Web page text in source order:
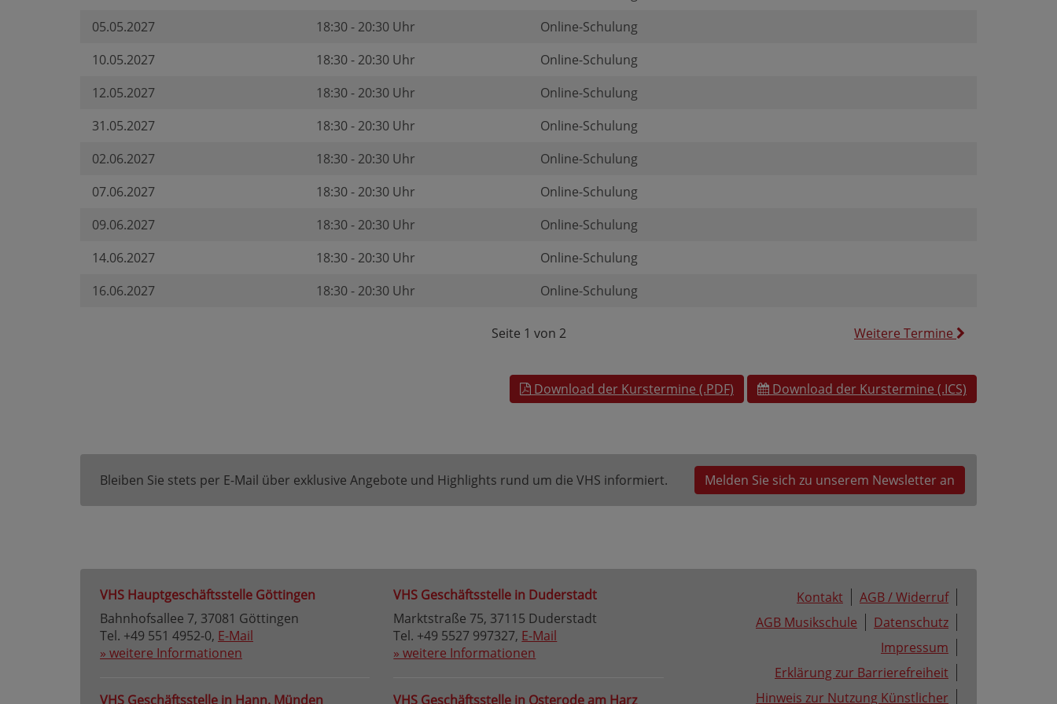
05.05.2027
18:30 - 20:30 Uhr
Online-Schulung
10.05.2027
18:30 - 20:30 Uhr
Online-Schulung
12.05.2027
18:30 - 20:30 Uhr
Online-Schulung
31.05.2027
18:30 - 20:30 Uhr
Online-Schulung
02.06.2027
18:30 - 20:30 Uhr
Online-Schulung
07.06.2027
18:30 - 20:30 Uhr
Online-Schulung
09.06.2027
18:30 - 20:30 Uhr
Online-Schulung
14.06.2027
18:30 - 20:30 Uhr
Online-Schulung
16.06.2027
18:30 - 20:30 Uhr Online-Schulung
Weitere Termine
Seite 1 von 2
Download der Kurstermine (.PDF) Download der Kurstermine (.ICS)
Bleiben Sie stets per E-Mail über exklusive Angebote und Highlights rund um die VHS informiert. Melden Sie sich zu unserem Newsletter an
VHS Hauptgeschäftsstelle Göttingen
Bahnhofsallee 7, 37081 Göttingen
Tel. +49 551 4952-0, E-Mail
» weitere Informationen
VHS Geschäftsstelle in Hann. Münden
VHS Geschäftsstelle in Duderstadt
Marktstraße 75, 37115 Duderstadt
Tel. +49 5527 997327, E-Mail
» weitere Informationen
VHS Geschäftsstelle in Osterode am Harz
Kontakt
AGB / Widerruf
AGB Musikschule
Datenschutz
Impressum
Erklärung zur Barrierefreiheit
Hinweis zur Nutzung Künstlicher